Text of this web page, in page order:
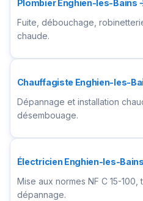
Plombier Enghien-les-Bains
Fuite, débouchage,
chaude.
Chauffagiste Enghien-les-
Dépannage et installation
désembouage.
Électricien Enghien-les-
Mise aux normes NF C 15-
dépannage.